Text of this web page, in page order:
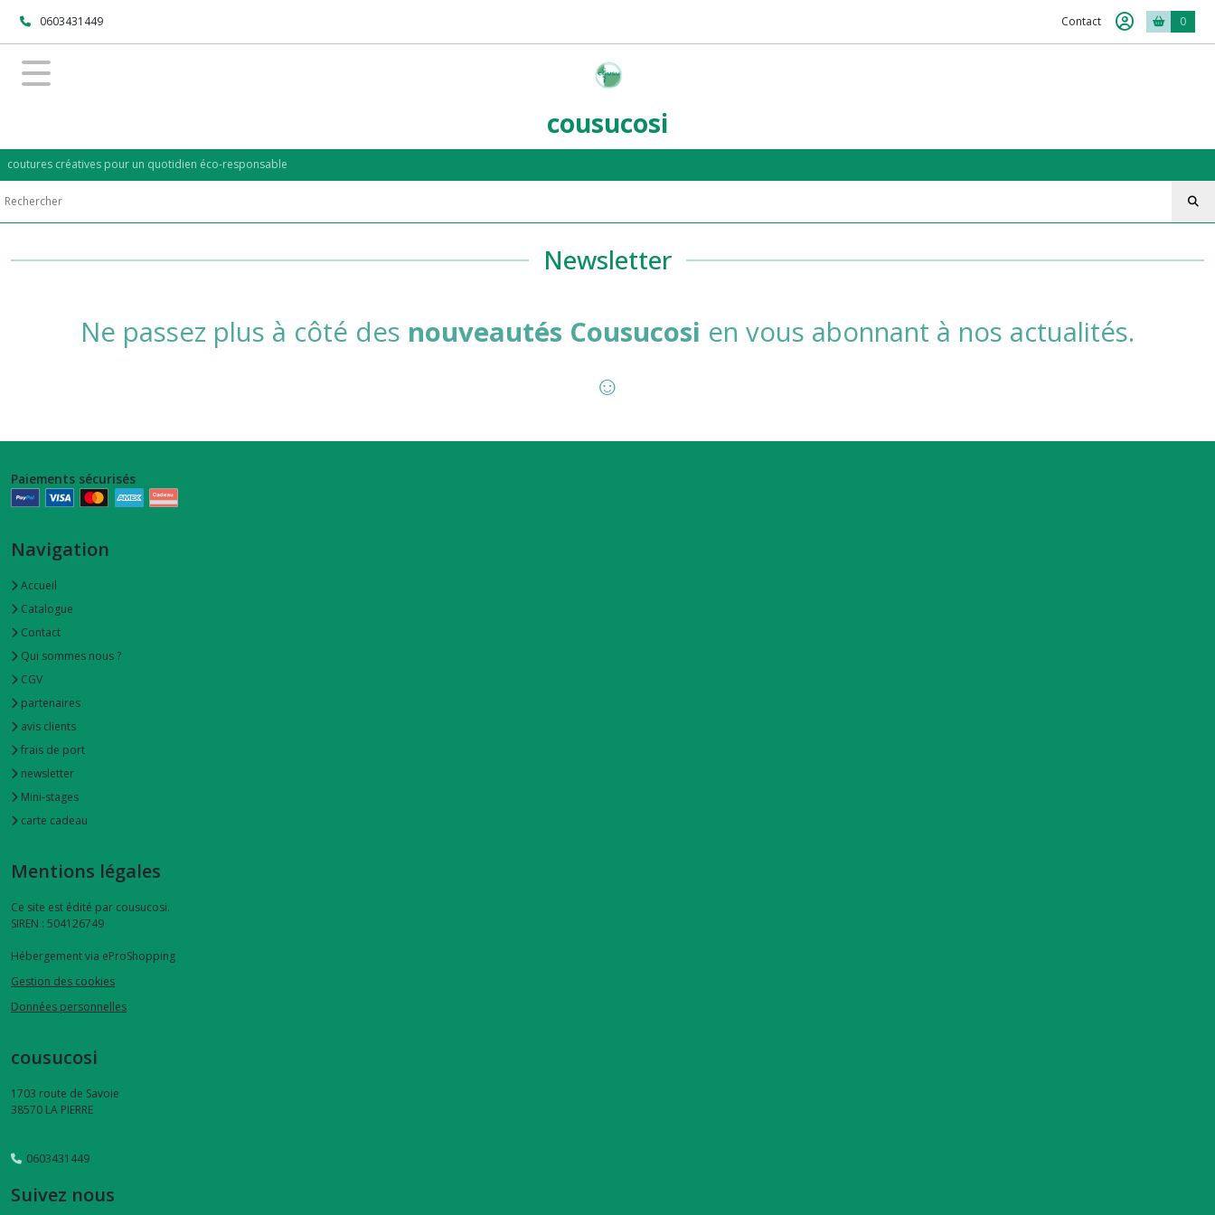
0603431449 Contact 0
cousucosi
coutures créatives pour un quotidien éco-responsable
Newsletter
Ne passez plus à côté des nouveautés Cousucosi en vous abonnant à nos actualités.
☺️
Paiements sécurisés
Navigation
Accueil
Catalogue
Contact
Qui sommes nous ?
CGV
partenaires
avis clients
frais de port
newsletter
Mini-stages
carte cadeau
Mentions légales
Ce site est édité par cousucosi.
SIREN : 504126749
Hébergement via eProShopping
Gestion des cookies
Données personnelles
cousucosi
1703 route de Savoie
38570 LA PIERRE
0603431449
Suivez nous